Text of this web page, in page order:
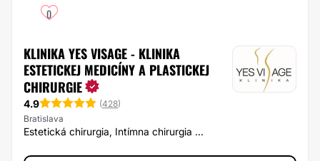
0
KLINIKA YES VISAGE - KLINIKA
ESTETICKEJ MEDICÍNY A PLASTICKEJ
CHIRURGIE
4.9 (428)
Bratislava
Estetická chirurgia, Intímna chirurgia ...